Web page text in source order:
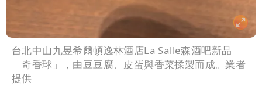
台北中山九昱希爾頓逸林酒店La Salle森酒吧新品
「奇香球」，由豆豆腐、皮蛋與香菜揉製而成。業者
提供